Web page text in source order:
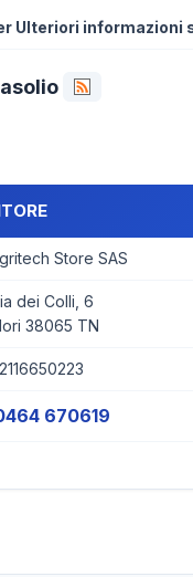
Ulteriori informazioni
Store SAS
dei Colli, 6
38065 TN
670619